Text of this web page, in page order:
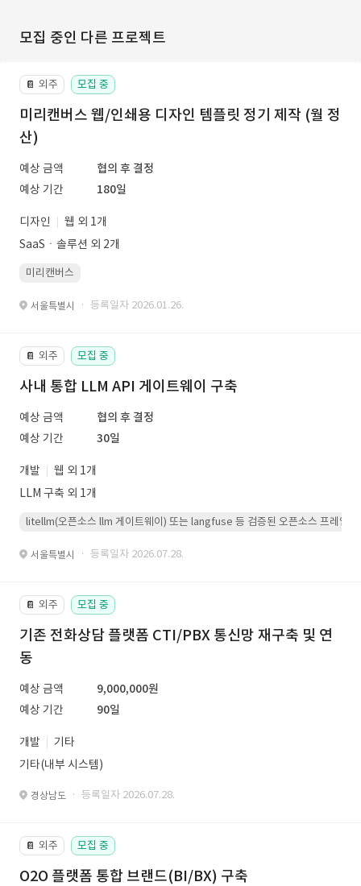
모집 중인 다른 프로젝트
📔 외주 모집 중
미리캔버스 웹/인쇄용 디자인 템플릿 정기 제작 (월 정
산)
예상 금액
협의 후 결정
예상 기간
180일
디자인
웹 외 1개
SaaSㆍ솔루션 외 2개
미리캔버스
서울특별시 · 등록일자 2026.01.26.
📔 외주 모집 중
사내 통합 LLM API 게이트웨이 구축
예상 금액
협의 후 결정
예상 기간
30일
개발
웹 외 1개
LLM 구축 외 1개
litellm(오픈소스 llm 게이트웨이) 또는 langfuse 등 검증된 오픈소스 프레임워
서울특별시 · 등록일자 2026.07.28.
📔 외주 모집 중
기존 전화상담 플랫폼 CTI/PBX 통신망 재구축 및 연
동
예상 금액
9,000,000원
예상 기간
90일
개발
기타
기타(내부 시스템)
경상남도 · 등록일자 2026.07.28.
📔 외주 모집 중
O2O 플랫폼 통합 브랜드(BI/BX) 구축